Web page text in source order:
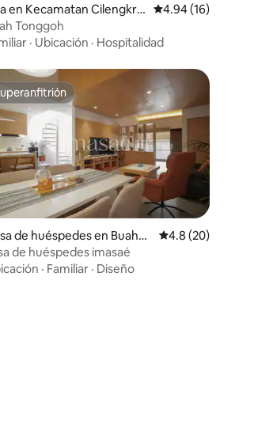
4.84 de 5, 25 reseñas
en Kecamatan Cilengkra
Calificación
4.94 (16)
Tonggoh
· Ubicación · Hospitalidad
4.96 de 5, 25 reseñas
de huéspedes en Buahba
Calificación
4.8 (20)
de huéspedes imasaé
· Familiar · Diseño